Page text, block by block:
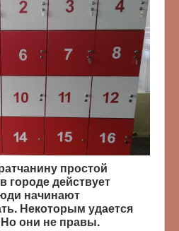
простой
городе действует
начинают
Некоторым удается
Но они не правы.